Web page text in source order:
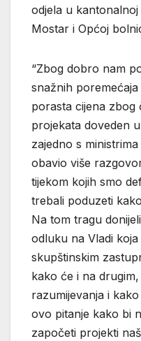
odjela u
Mostar i Općoj
“Zbog dobro nam
snažnih
porasta cijena zbog
projekata doveden
zajedno s
obavio više
tijekom kojih smo
trebali poduzeti
Na tom tragu
odluku na Vladi
skupštinskim
kako će i na
razumijevanja i
ovo pitanje kako bi
započeti projekti